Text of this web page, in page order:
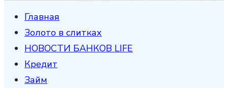
Главная
Золото в слитках
НОВОСТИ БАНКОВ LIFE
Кредит
Займ